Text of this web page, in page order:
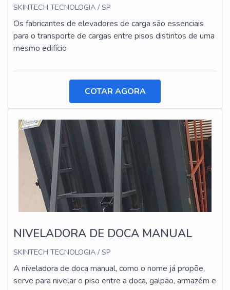
SKINTECH TECNOLOGIA / SP
Os fabricantes de elevadores de carga são essenciais
para o transporte de cargas entre pisos distintos de uma
mesmo edifício
COTAR AGORA
NIVELADORA DE DOCA MANUAL
SKINTECH TECNOLOGIA / SP
A niveladora de doca manual, como o nome já propõe,
serve para nivelar o piso entre a doca, galpão, armazém e